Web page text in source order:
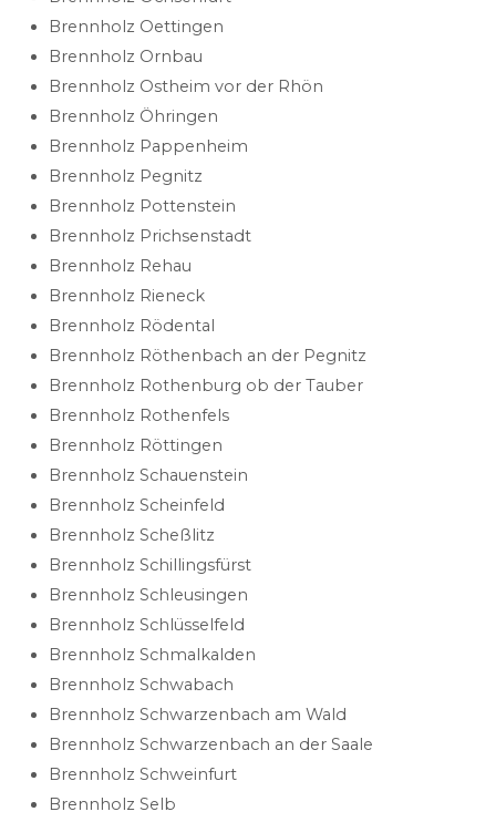
Brennholz Oettingen
Brennholz Ornbau
Brennholz Ostheim vor der Rhön
Brennholz Öhringen
Brennholz Pappenheim
Brennholz Pegnitz
Brennholz Pottenstein
Brennholz Prichsenstadt
Brennholz Rehau
Brennholz Rieneck
Brennholz Rödental
Brennholz Röthenbach an der Pegnitz
Brennholz Rothenburg ob der Tauber
Brennholz Rothenfels
Brennholz Röttingen
Brennholz Schauenstein
Brennholz Scheinfeld
Brennholz Scheßlitz
Brennholz Schillingsfürst
Brennholz Schleusingen
Brennholz Schlüsselfeld
Brennholz Schmalkalden
Brennholz Schwabach
Brennholz Schwarzenbach am Wald
Brennholz Schwarzenbach an der Saale
Brennholz Schweinfurt
Brennholz Selb